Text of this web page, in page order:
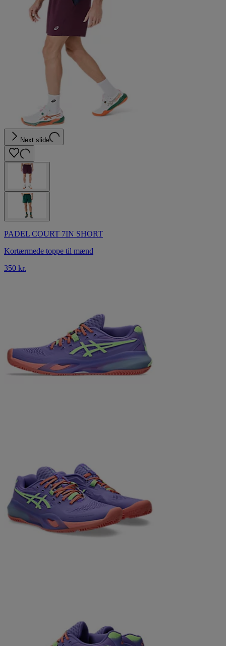
Next slide
PADEL COURT 7IN SHORT
Kortærmede toppe til mænd
350 kr.